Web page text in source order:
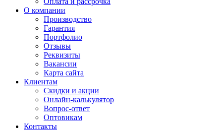
О компании
Производство
Гарантия
Портфолио
Отзывы
Реквизиты
Вакансии
Карта сайта
Клиентам
Скидки и акции
Онлайн-калькулятор
Вопрос-ответ
Оптовикам
Контакты